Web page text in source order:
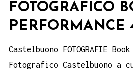
FOTOGRAFICO
PERFORMANCE
Castelbuono FOTOGRAFIE
Fotografico Castelbuono a